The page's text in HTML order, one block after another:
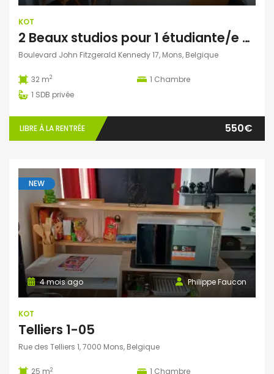
KOT
2 Beaux studios pour 1 étudiante/e non domicilié/e à Mons
Boulevard John Fitzgerald Kennedy 17, Mons, Belgique
32 m2 1 Chambre
1 SDB privée
LIBRE À LA RENTRÉE 550€
NEW
Philippe Faucon
4 mois ago
KOT
Telliers 1-05
Rue des Telliers 1, 7000 Mons, Belgique
25 m2 1 Chambre